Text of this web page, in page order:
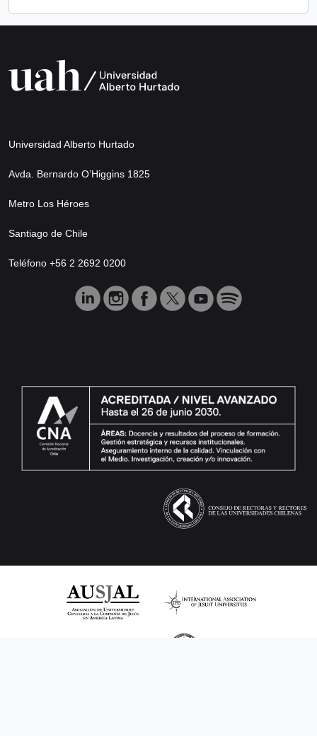
Universidad Alberto Hurtado
Avda. Bernardo O’Higgins 1825
Metro Los Héroes
Santiago de Chile
Teléfono +56 2 2692 0200